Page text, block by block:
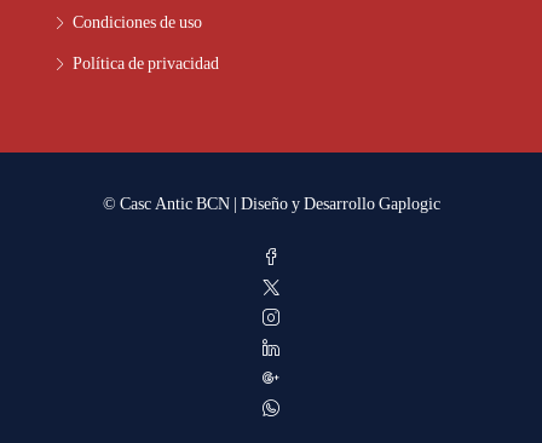
Condiciones de uso
Política de privacidad
© Casc Antic BCN | Diseño y DesarrolloGaplogic